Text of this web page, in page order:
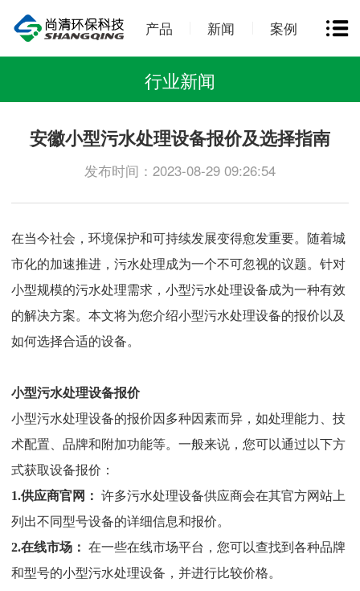
产品 新闻 案例
行业新闻
安徽小型污水处理设备报价及选择指南
发布时间：2023-08-29 09:26:54
在当今社会，环境保护和可持续发展变得愈发重要。随着城
市化的加速推进，污水处理成为一个不可忽视的议题。针对
小型规模的污水处理需求，小型污水处理设备成为一种有效
的解决方案。本文将为您介绍小型污水处理设备的报价以及
如何选择合适的设备。
小型污水处理设备报价
小型污水处理设备的报价因多种因素而异，如处理能力、技
术配置、品牌和附加功能等。一般来说，您可以通过以下方
式获取设备报价：
1.供应商官网： 许多污水处理设备供应商会在其官方网站上
列出不同型号设备的详细信息和报价。
2.在线市场： 在一些在线市场平台，您可以查找到各种品牌
和型号的小型污水处理设备，并进行比较价格。